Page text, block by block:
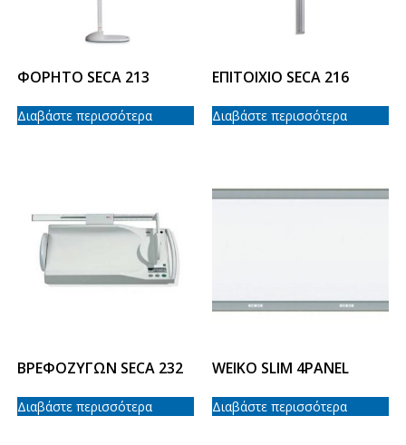
ΦΟΡΗΤΟ SECA 213
Διαβάστε περισσότερα
ΕΠΙΤΟΙΧΙΟ SECA 216
Διαβάστε περισσότερα
ΒΡΕΦΟΖΥΓΩΝ SECA 232
Διαβάστε περισσότερα
WEIKO SLIM 4PANEL
Διαβάστε περισσότερα